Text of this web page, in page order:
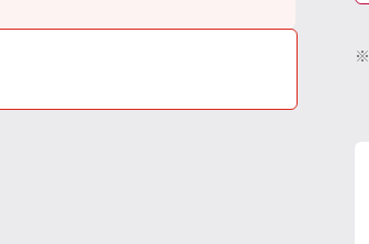
※